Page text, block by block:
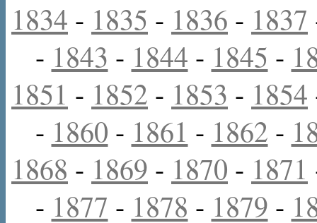
1834 - 1835 - 1836 - 1837
- 1843 - 1844 - 1845 -
1851 - 1852 - 1853 - 1854
- 1860 - 1861 - 1862 -
1868 - 1869 - 1870 - 1871
- 1877 - 1878 - 1879 -